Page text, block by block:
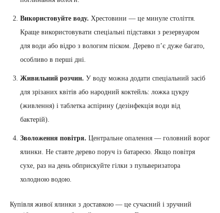
Використовуйте воду. Хрестовини — це минуле століття.
Краще використовувати спеціальні підставки з резервуаром
для води або відро з вологим піском. Дерево п’є дуже багато,
особливо в перші дні.
Живильний розчин. У воду можна додати спеціальний засіб
для зрізаних квітів або народний коктейль: ложка цукру
(живлення) і таблетка аспірину (дезінфекція води від
бактерій).
Зволоження повітря. Центральне опалення — головний ворог
ялинки. Не ставте дерево поруч із батареєю. Якщо повітря
сухе, раз на день обприскуйте гілки з пульверизатора
холодною водою.
Купівля живої ялинки з доставкою — це сучасний і зручний